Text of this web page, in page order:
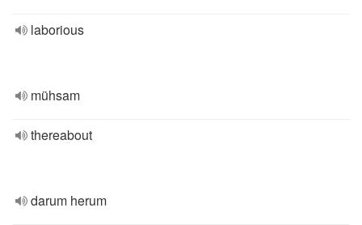
laborious
mühsam
thereabout
darum herum